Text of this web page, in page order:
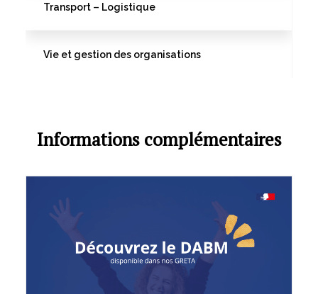
Transport – Logistique
Vie et gestion des organisations
Informations complémentaires